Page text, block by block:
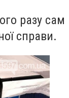
разу сам
справи.